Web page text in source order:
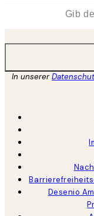
In unserer
Desenio